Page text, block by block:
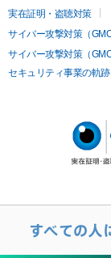
実在証明・盗聴対策
サイバー攻撃対策（
サイバー攻撃対策（GMO
セキュリティ事業の軌跡